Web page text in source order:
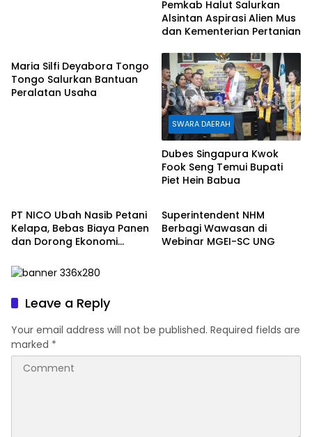
Pemkab Halut Salurkan
Alsintan Aspirasi Alien Mus
dan Kementerian Pertanian
Maria Silfi Deyabora Tongo
Tongo Salurkan Bantuan
Peralatan Usaha
SWARA DAERAH
Dubes Singapura Kwok
Fook Seng Temui Bupati
Piet Hein Babua
PT NICO Ubah Nasib Petani
Kelapa, Bebas Biaya Panen
dan Dorong Ekonomi
SWARA DAERAH
Superintendent NHM
Berbagi Wawasan di
Webinar MGEI-SC UNG
Leave a Reply
Your email address will not be published. Required fields are
marked *